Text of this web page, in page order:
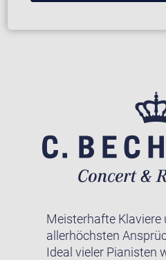
Meisterhafte Klaviere
allerhöchsten
Ideal vieler Pianisten